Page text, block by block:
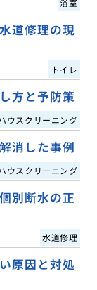
浴室
道修理の現
トイレ
方と予防策
ウスクリーニング
消した事例
ウスクリーニング
別断水の正
水道修理
原因と対処